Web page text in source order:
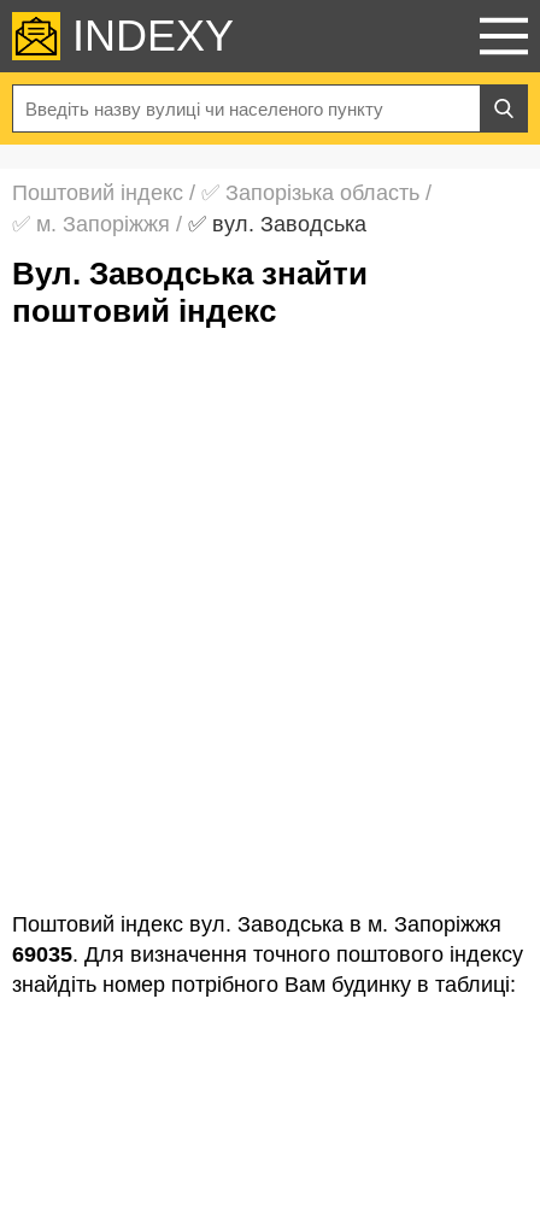
INDEXY
Поштовий індекс / ✅ Запорізька область /
✅ м. Запоріжжя / ✅ вул. Заводська
вул. Заводська знайти
поштовий індекс
Поштовий індекс вул. Заводська в м. Запоріжжя
69035. Для визначення точного поштового індексу
знайдіть номер потрібного Вам будинку в таблиці: